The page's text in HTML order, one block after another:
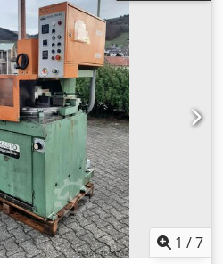
instelbaar: max. 800 mm
hoeveelheids
materiaalspanning
Gewicht: ca. 1300 kg
1 /7